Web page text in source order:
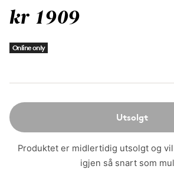
kr 1909
Online only
Utsolgt
Produktet er midlertidig utsolgt og
igjen så snart som